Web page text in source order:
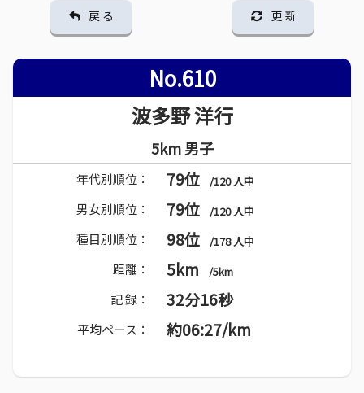
戻 る 更 新
No.610
波多野 洋行
5km 男子
年代別順位： 79位 /120 人中
男女別順位： 79位 /120 人中
種目別順位： 98位 /178 人中
距離： 5km /5km
記 録： 32分16秒
平均ペース： 約06:27/km